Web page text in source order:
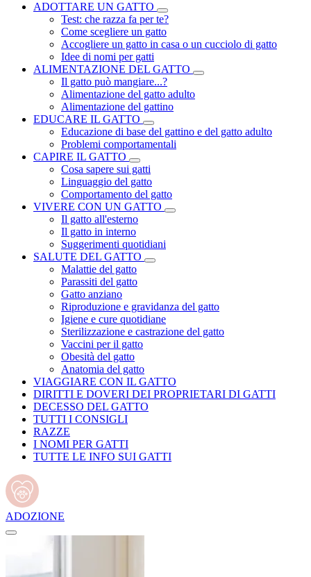
ADOTTARE UN GATTO
Test: che razza fa per te?
Come scegliere un gatto
Accogliere un gatto in casa o un cucciolo di gatto
Idee di nomi per gatti
ALIMENTAZIONE DEL GATTO
Il gatto può mangiare...?
Alimentazione del gatto adulto
Alimentazione del gattino
EDUCARE IL GATTO
Educazione di base del gattino e del gatto adulto
Problemi comportamentali
CAPIRE IL GATTO
Cosa sapere sui gatti
Linguaggio del gatto
Comportamento del gatto
VIVERE CON UN GATTO
Il gatto all'esterno
Il gatto in interno
Suggerimenti quotidiani
SALUTE DEL GATTO
Malattie del gatto
Parassiti del gatto
Gatto anziano
Riproduzione e gravidanza del gatto
Igiene e cure quotidiane
Sterilizzazione e castrazione del gatto
Vaccini per il gatto
Obesità del gatto
Anatomia del gatto
VIAGGIARE CON IL GATTO
DIRITTI E DOVERI DEI PROPRIETARI DI GATTI
DECESSO DEL GATTO
TUTTI I CONSIGLI
RAZZE
I NOMI PER GATTI
TUTTE LE INFO SUI GATTI
ADOZIONE